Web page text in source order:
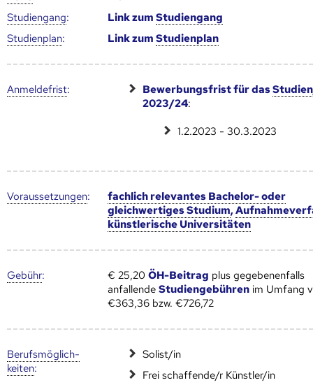
Studien­gang: Link zumStudien­gang
Studien­plan: Link zumStudien­plan
Anmelde­frist: Bewerbungsfrist für das
2023/24:
1.2.2023 - 30.3.2023
Voraus­setzungen:
fachlich relevantes Bachelor- oder
gleichwertiges Studium,
künstlerische Universitäten
Gebühr: € 25,20ÖH-Beitrag plus gegebenenfalls
anfallendeStudiengebühren im Umfang
€363,36 bzw. €726,72
Berufs­möglich­
keiten:
Solist/in
Frei schaffende/r Künstler/in